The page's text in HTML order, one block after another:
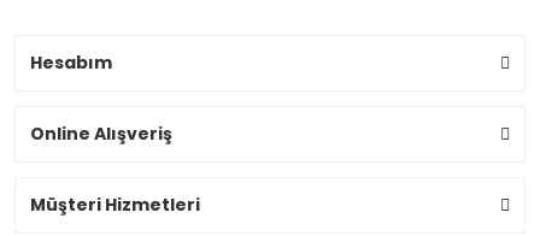
Hesabım
Online Alışveriş
Müşteri Hizmetleri